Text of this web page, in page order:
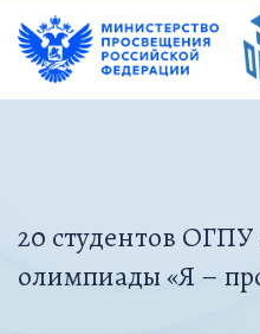
20 студентов
олимпиады «Я –